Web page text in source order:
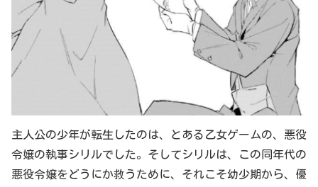
主人公の少年が転生したのは、とある乙女ゲームの、悪役
令嬢の執事シリルでした。そしてシリルは、この同年代の
悪役令嬢をどうにか救うために、それこそ幼少期から、優